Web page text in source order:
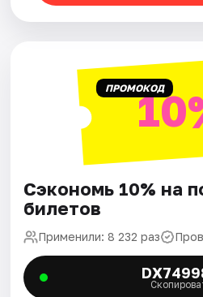
ПРОМОКОД
Сэкономь 10% на
билетов
Применили: 8 232 раз